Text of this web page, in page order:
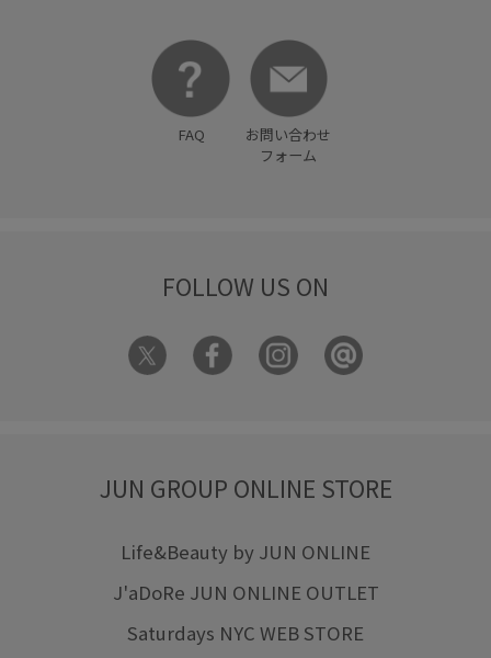
FAQ
お問い合わせ
フォーム
FOLLOW US ON
JUN GROUP ONLINE STORE
Life&Beauty by JUN ONLINE
J'aDoRe JUN ONLINE OUTLET
Saturdays NYC WEB STORE